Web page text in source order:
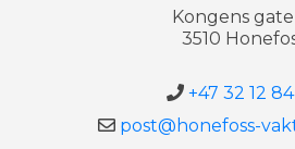
Kongens gate
3510
+47 32 12
post@honefoss-